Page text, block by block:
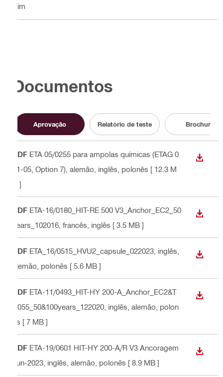
Sim
Documentos
Aprovação Relatório de teste Brochura
PDF ETA 05/0255 para ampolas químicas (ETAG 0
01-05, Option 7) , alemão, inglês, polonês [ 12.3 M
B ]
PDF ETA-16/0180_HIT-RE 500 V3_Anchor_EC2_50
years_102016 , francês, inglês [ 3.5 MB ]
PDF ETA_16/0515_HVU2_capsule_022023 , inglês,
alemão, polonês [ 5.6 MB ]
PDF ETA-11/0493_HIT-HY 200-A_Anchor_EC2&T
R055_50&100years_122020 , inglês, alemão, polon
ês [ 7 MB ]
PDF ETA-19/0601 HIT-HY 200-A/R V3 Ancoragem
Jun-2023 , inglês, alemão, polonês [ 8.9 MB ]